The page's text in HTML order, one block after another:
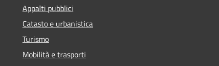
Appalti pubblici
Catasto e urbanistica
Turismo
Mobilità e trasporti